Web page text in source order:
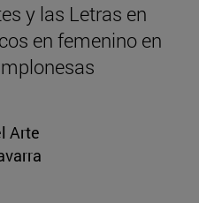
y las Letras en
en femenino en
Arte